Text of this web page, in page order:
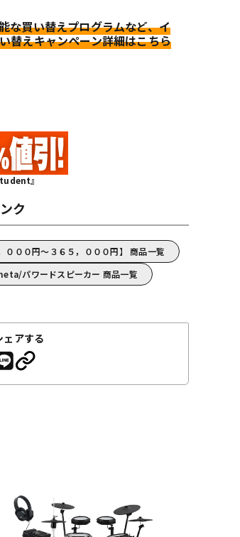
な買い替えプログラムなど、イ
替えキャンペーン詳細はこちら
』
ク
００円～３６５，０００円】 商品一覧
パワードスピーカー 商品一覧
ェアする